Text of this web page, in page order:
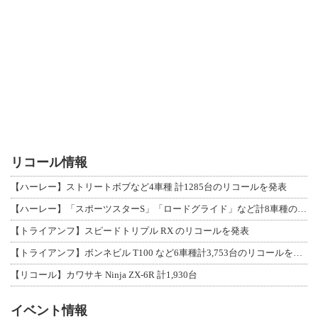
リコール情報
【ハーレー】ストリートボブなど4車種 計1285台のリコールを発表
【ハーレー】「スポーツスターS」「ロードグライド」など計8車種のリコールを発表
【トライアンフ】スピードトリプル RX のリコールを発表
【トライアンフ】ボンネビル T100 など6車種計3,753台のリコールを発表
【リコール】カワサキ Ninja ZX-6R 計1,930台
イベント情報